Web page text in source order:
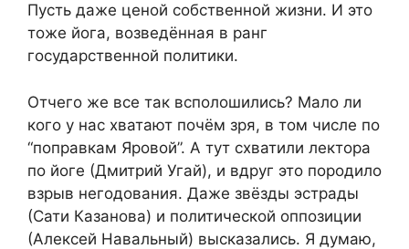
Пусть даже ценой собственной жизни. И это
тоже йога, возведённая в ранг
государственной политики.
Отчего же все так всполошились? Мало ли
кого у нас хватают почём зря, в том числе по
“поправкам Яровой”. А тут схватили лектора
по йоге (Дмитрий Угай), и вдруг это породило
взрыв негодования. Даже звёзды эстрады
(Сати Казанова) и политической оппозиции
(Алексей Навальный) высказались. Я думаю,